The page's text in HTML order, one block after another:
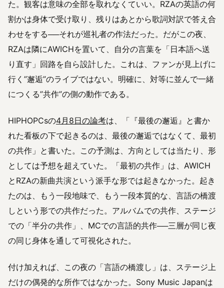
た。観客は意味の全部を取れなくていい。RZAの英語の何
割かは身体で受け取り、残りはあとから歌詞対訳で答え合
わせをする──それが巡礼者の作法だった。だがこの夜、
RZAは隣にAWICHを置いて、自分の言葉を「日本語へ送
り直す」回路を自ら設計した。これは、ファンが見上げに
行く”邂逅”のライブではない。明確に、対等に並んで一緒
につくる”共作”の側の動作である。
HIPHOPCsの4月8日の論考は、「『最後の邂逅』と書か
れた看板の下で起きるのは、最後の邂逅ではなくて、最初
の共作」と書いた。この予測は、方向としては当たり、形
としては予想を超えていた。「最初の共作」は、AWICH
とRZAの新曲共演という派手な形では起きなかった。起き
たのは、もう一段地味で、もう一段本質的な、言語の橋渡
しという形での共作だった。アルバムでの共作、ステージ
での「半分の共作」、MCでの言語的共作──三層が同じ夜
の同じ身体を通して可視化された。
付け加えれば、この夜の「言語の橋渡し」は、ステージ上
だけの偶発的な所作ではなかった。Sony Music Japanは